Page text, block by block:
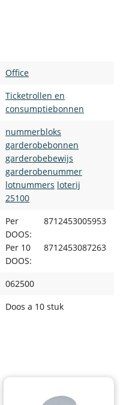
Office
Ticketrollen en
consumptiebonnen
nummerbloks
garderobebonnen
garderobebewijs
garderobenummer
lotnummers loterij
25100
Per
DOOS:
8712453005953
Per 10
DOOS:
8712453087263
062500
Doos a 10 stuk